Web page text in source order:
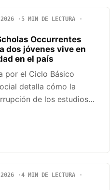
2026
5 MIN DE LECTURA
Occurrentes
dos jóvenes vive en
en el país
por el Ciclo Básico
detalla cómo la
de los estudios…
2026
4 MIN DE LECTURA